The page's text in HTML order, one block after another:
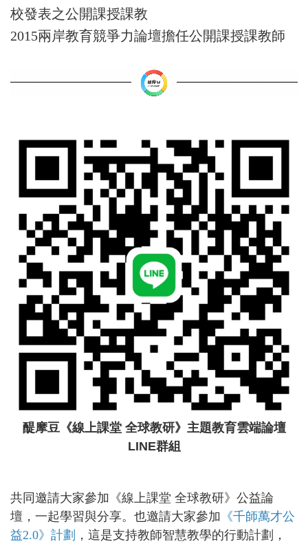
校發表之公開課授課教
2015兩岸教育競爭力論壇擔任公開課授課教師
醍摩豆《線上課堂 全球教研》主題教育雲端論壇
LINE群組
共同邀請大家參加《線上課堂 全球教研》公益論
壇，一起學習與分享。也邀請大家參加 《千師萬才公
益2.0》計劃 ，這是支持教師智慧教學的行動計劃，